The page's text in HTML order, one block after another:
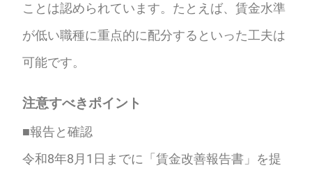
ことは認められています。たとえば、賃金水準
が低い職種に重点的に配分するといった工夫は
可能です。
注意すべきポイント
■報告と確認
令和8年8月1日までに「賃金改善報告書」を提